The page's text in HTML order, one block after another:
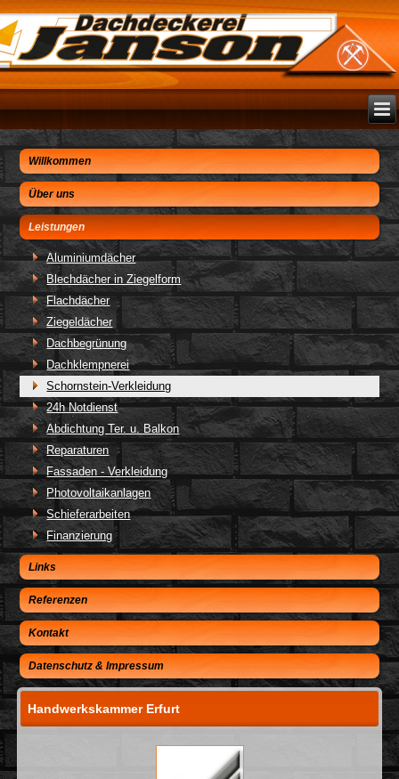
Willkommen
Über uns
Leistungen
Aluminiumdächer
Blechdächer in Ziegelform
Flachdächer
Ziegeldächer
Dachbegrünung
Dachklempnerei
Schornstein-Verkleidung
24h Notdienst
Abdichtung Ter. u. Balkon
Reparaturen
Fassaden - Verkleidung
Photovoltaikanlagen
Schieferarbeiten
Finanzierung
Links
Referenzen
Kontakt
Datenschutz & Impressum
Handwerkskammer Erfurt